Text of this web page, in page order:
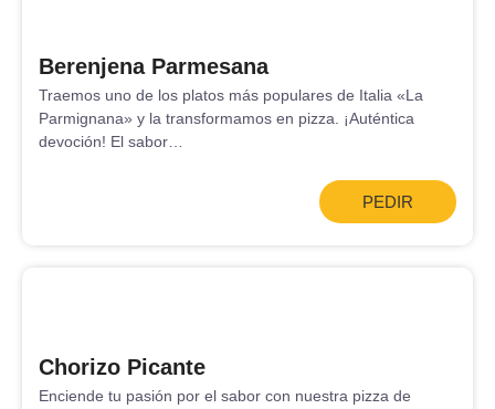
Berenjena Parmesana
Traemos uno de los platos más populares de Italia «La
Parmignana» y la transformamos en pizza. ¡Auténtica
devoción! El sabor…
PEDIR
Chorizo Picante
Enciende tu pasión por el sabor con nuestra pizza de